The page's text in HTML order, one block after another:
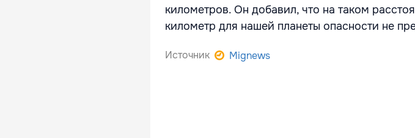
километров. Он добавил, что на таком
километр для нашей планеты опасности не
Источник Mignews